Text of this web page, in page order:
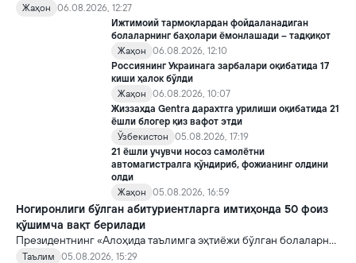
хорижликлар учун эса Хитойга кириш тартиби бўйича янги
қоидалар кучга киради.
Жаҳон
06.08.2026, 12:27
Ижтимоий тармоқлардан фойдаланадиган
болаларнинг баҳолари ёмонлашади – тадқиқот
Жаҳон
06.08.2026, 12:10
Россиянинг Украинага зарбалари оқибатида 17
киши ҳалок бўлди
Жаҳон
06.08.2026, 10:07
Жиззахда Gentra дарахтга урилиши оқибатида 21
ёшли блогер қиз вафот этди
Ўзбекистон
05.08.2026, 17:19
21 ёшли учувчи носоз самолётни
автомагистралга қўндириб, фожианинг олдини
олди
Жаҳон
05.08.2026, 16:59
Ногиронлиги бўлган абитуриентларга имтиҳонда 50 фоиз
қўшимча вақт берилади
Президентнинг «Алоҳида таълимга эҳтиёжи бўлган болаларни
таълим ва ижтимоий хизматлар билан қамраб олиш тизимини
Таълим
05.08.2026, 15:29